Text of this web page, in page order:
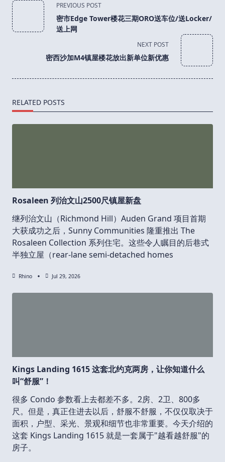
<span
class="nav-
subtitle
text">Page</span>
PREVIOUS POST
密市Edge Tower楼花三期ORO送车位/送Locker/
送上网
NEXT POST
密西沙加M4镇屋楼花放出新单位新优惠
RELATED POSTS
Rosaleen 列治文山2500尺镇屋新盘
继列治文山（Richmond Hill）Auden Grand 项目首期
大获成功之后，Sunny Communities 隆重推出 The
Rosaleen Collection 系列住宅。这些令人瞩目的后巷式
半独立屋（rear-lane semi-detached homes
Rhino Jul 29, 2026
Kings Landing 1615 这套北约克两房，让你知道什么
叫“舒服”！
很多 Condo 参数看上去都差不多。2房、2卫、800多
尺。但是，真正住进去以后，舒服不舒服，不仅仅取决于
面积，户型、采光、景观和细节也非常重要。今天介绍的
这套 Kings Landing 1615 就是一套属于"越看越舒服"的
房子。